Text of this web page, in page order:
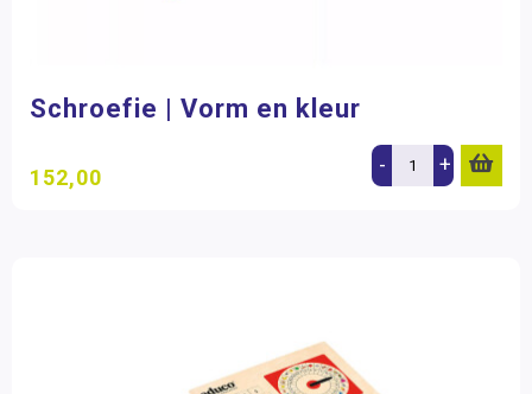
Schroefie | Vorm en kleur
152,00 - +